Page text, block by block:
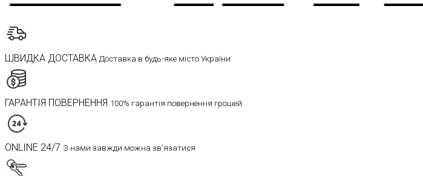
ШВИДКА ДОСТАВКА Доставка в будь-яке місто України
ГАРАНТІЯ ПОВЕРНЕННЯ 100% гарантія повернення грошей
ONLINE 24/7 З нами завжди можна зв'язатися